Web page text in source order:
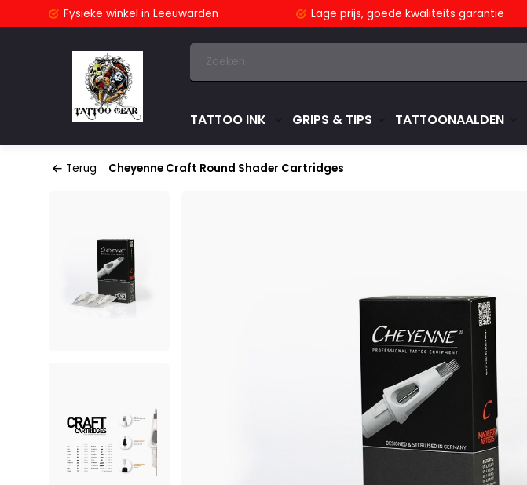
Fysieke winkel in Leeuwarden Lage prijs, goede kwaliteits garantie
TATTOO INK GRIPS & TIPS TATTOONAALDEN
Terug Cheyenne Craft Round Shader Cartridges